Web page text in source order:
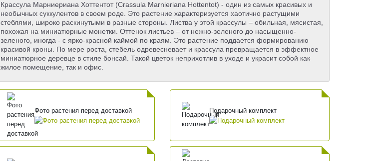
Крассула Марниериана Хоттентот (Crassula Marnieriana Hottentot) - один из самых красивых и
необычных суккулентов в своем роде. Это растение характеризуется хаотично растущими
стеблями, широко раскинутыми в разные стороны. Листва у этой крассулы – обильная, мясистая,
похожая на миниатюрные монетки. Оттенок листьев – от нежно-зеленого до насыщенно-
зеленого, иногда - с ярко-красной каймой по краям. Это растение поддается формированию
красивой кроны. По мере роста, стебель одревесневает и крассула превращается в эффектное
миниатюрное деревце в стиле бонсай. Такой цветок неприхотлив в уходе и украсит собой как
жилое помещение, так и офис.
Фото растения перед доставкой Подарочный комплект